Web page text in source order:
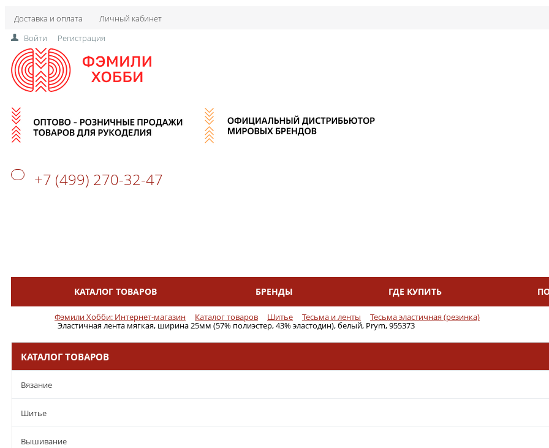
Доставка и оплата Личный кабинет
Войти Регистрация
+7 (499) 270-32-47
КАТАЛОГ ТОВАРОВ БРЕНДЫ ГДЕ КУПИТЬ
Фэмили Хобби: Интернет-магазин Каталог товаров Шитье Тесьма и ленты Тесьма эластичная (резинка)
Эластичная лента мягкая, ширина 25мм (57% полиэстер, 43% эластодин), белый, Prym, 955373
КАТАЛОГ ТОВАРОВ
Вязание
Шитье
Вышивание